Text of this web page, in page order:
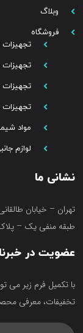
وبلاگ
فروشگاه
تجهیزات
مواد
لوازم
نشانی ما
تهران – خیابان
طبقه منفی یک – پلاک
عضویت در
با تکمیل فرم زیر می
تخفیفات، معرفی